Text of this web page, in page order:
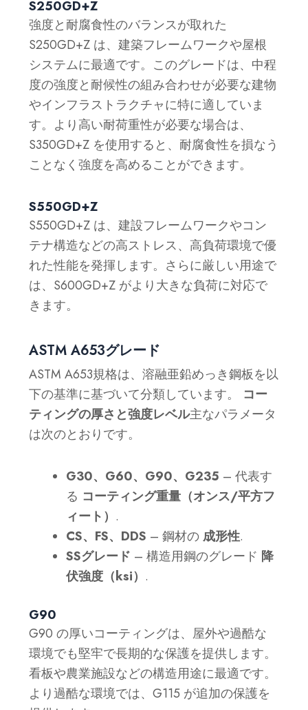
S250GD+Z
強度と耐腐食性のバランスが取れた
S250GD+Z は、建築フレームワークや屋根
システムに最適です。このグレードは、中程
度の強度と耐候性の組み合わせが必要な建物
やインフラストラクチャに特に適していま
す。より高い耐荷重性が必要な場合は、
S350GD+Z を使用すると、耐腐食性を損なう
ことなく強度を高めることができます。
S550GD+Z
S550GD+Z は、建設フレームワークやコン
テナ構造などの高ストレス、高負荷環境で優
れた性能を発揮します。さらに厳しい用途で
は、S600GD+Z がより大きな負荷に対応で
きます。
ASTM A653グレード
ASTM A653規格は、溶融亜鉛めっき鋼板を以
下の基準に基づいて分類しています。 コー
ティングの厚さと強度レベル主なパラメータ
は次のとおりです。
G30、G60、G90、G235 – 代表す
る コーティング重量（オンス/平方フ
ィート） .
CS、FS、DDS – 鋼材の成形性.
SSグレード – 構造用鋼のグレード 降
伏強度（ksi） .
G90
G90 の厚いコーティングは、屋外や過酷な
環境でも堅牢で長期的な保護を提供します。
看板や農業施設などの構造用途に最適です。
より過酷な環境では、G115 が追加の保護を